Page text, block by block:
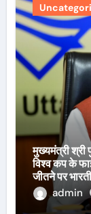
मुख्यमंत्री
विश्व कप के
जीतने पर
शुभकामनाएँ दी
admin